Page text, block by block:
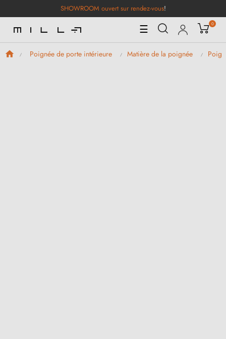
SHOWROOM ouvert sur rendez-vous!
Basculer
la
navigation
☰ 0
Poignée de porte intérieure Matière de la poignée